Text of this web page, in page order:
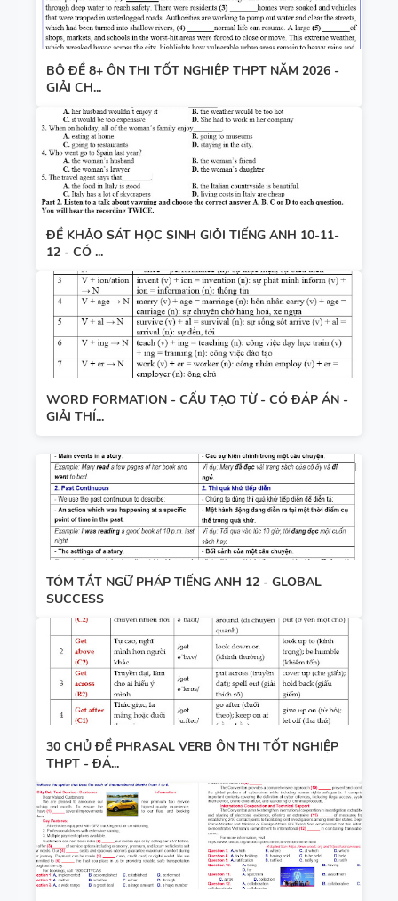
BỘ ĐỀ 8+ ÔN THI TỐT NGHIỆP THPT NĂM 2026 -
GIẢI CH...
ĐỀ KHẢO SÁT HỌC SINH GIỎI TIẾNG ANH 10-11-
12 - CÓ ...
WORD FORMATION - CẤU TẠO TỪ - CÓ ĐÁP ÁN -
GIẢI THÍ...
TÓM TẮT NGỮ PHÁP TIẾNG ANH 12 - GLOBAL
SUCCESS
30 CHỦ ĐỀ PHRASAL VERB ÔN THI TỐT NGHIỆP
THPT - ĐÁ...